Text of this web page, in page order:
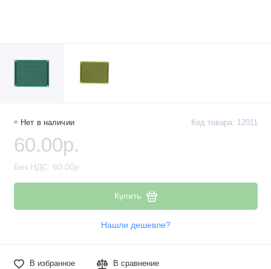
Нет в наличии Код товара: 12011
60.00р.
Без НДС: 60.00р.
Купить
Нашли дешевле?
В избранное В сравнение